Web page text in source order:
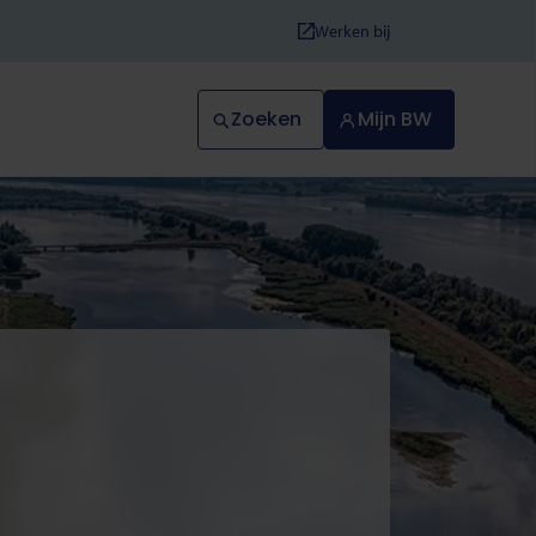
Werken bij
Zoeken Mijn BW